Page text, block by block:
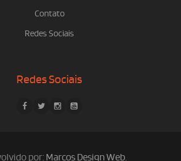
Contato
Redes Sociais
Redes Sociais
por: Marcos Design Web.